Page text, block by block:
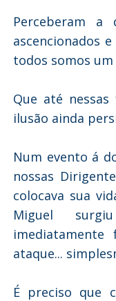
Perceberam a
ascencionados
todos somos um
Que até
ilusão ainda
Num evento á
nossas
colocava sua
Miguel
ataque...
É preciso que